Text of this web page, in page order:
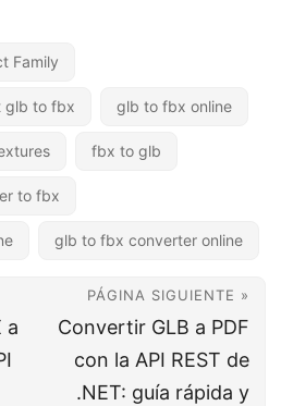
Family
glb to fbx glb to fbx online
fbx to glb
to fbx
glb to fbx converter online
a
PÁGINA SIGUIENTE »
Convertir GLB a PDF
con la API REST de
.NET: guía rápida y